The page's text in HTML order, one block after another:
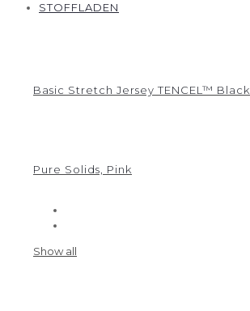
STOFFLADEN
Basic Stretch Jersey TENCEL™ Black
Pure Solids, Pink
Show all